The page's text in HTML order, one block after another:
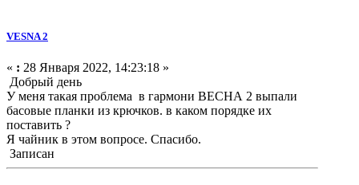
VESNA 2
« : 28 Января 2022, 14:23:18 »
Добрый день
У меня такая проблема в гармони ВЕСНА 2 выпали
басовые планки из крючков. в каком порядке их
поставить ?
Я чайник в этом вопросе. Спасибо.
Записан